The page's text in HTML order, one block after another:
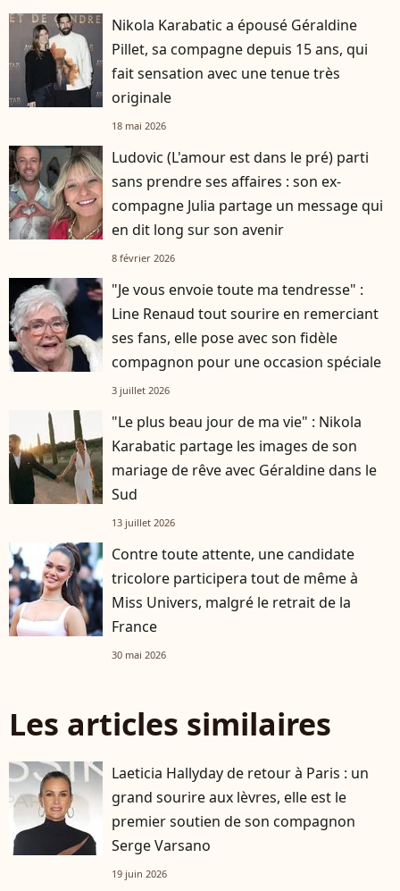
Nikola Karabatic a épousé Géraldine
Pillet, sa compagne depuis 15 ans, qui
fait sensation avec une tenue très
originale
18 mai 2026
Ludovic (L'amour est dans le pré) parti
sans prendre ses affaires : son ex-
compagne Julia partage un message qui
en dit long sur son avenir
8 février 2026
"Je vous envoie toute ma tendresse" :
Line Renaud tout sourire en remerciant
ses fans, elle pose avec son fidèle
compagnon pour une occasion spéciale
3 juillet 2026
"Le plus beau jour de ma vie" : Nikola
Karabatic partage les images de son
mariage de rêve avec Géraldine dans le
Sud
13 juillet 2026
Contre toute attente, une candidate
tricolore participera tout de même à
Miss Univers, malgré le retrait de la
France
30 mai 2026
Les articles similaires
Laeticia Hallyday de retour à Paris : un
grand sourire aux lèvres, elle est le
premier soutien de son compagnon
Serge Varsano
19 juin 2026